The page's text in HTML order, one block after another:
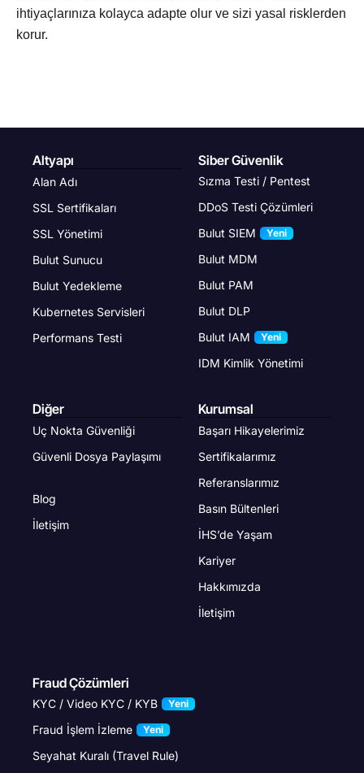
ihtiyaçlarınıza kolayca adapte olur ve sizi yasal risklerden
korur.
Altyapı
Alan Adı
SSL Sertifikaları
SSL Yönetimi
Bulut Sunucu
Bulut Yedekleme
Kubernetes Servisleri
Performans Testi
Siber Güvenlik
Sızma Testi / Pentest
DDoS Testi Çözümleri
Bulut SIEM
Yeni
Bulut MDM
Bulut PAM
Bulut DLP
Bulut IAM
Yeni
IDM Kimlik Yönetimi
Diğer
Uç Nokta Güvenliği
Güvenli Dosya Paylaşımı
Blog
İletişim
Kurumsal
Başarı Hikayelerimiz
Sertifikalarımız
Referanslarımız
Basın Bültenleri
İHS’de Yaşam
Kariyer
Hakkımızda
İletişim
Fraud Çözümleri
KYC / Video KYC / KYB Yeni
Fraud İşlem İzleme Yeni
Seyahat Kuralı (Travel Rule)